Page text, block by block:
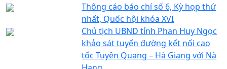
Thông cáo báo chí số 6, Kỳ họp thứ
nhất, Quốc hội khóa XVI
Chủ tịch UBND tỉnh Phan Huy Ngọc
khảo sát tuyến đường kết nối cao
tốc Tuyên Quang – Hà Giang với Nà